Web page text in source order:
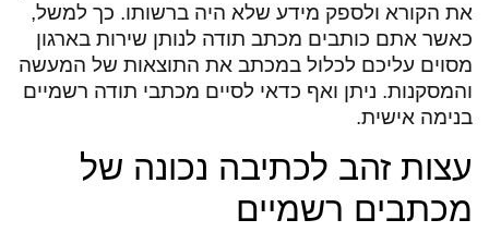
את הקורא ולספק מידע שלא היה ברשותו. כך למשל,
כאשר אתם כותבים מכתב תודה לנותן שירות בארגון
מסוים עליכם לכלול במכתב את התוצאות של המעשה
והמסקנות. ניתן ואף כדאי לסיים מכתבי תודה רשמיים
בנימה אישית.
עצות זהב לכתיבה נכונה של
מכתבים רשמיים